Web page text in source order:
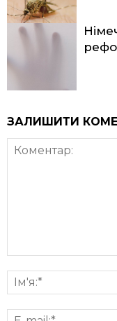
ЗАЛИШИТИ